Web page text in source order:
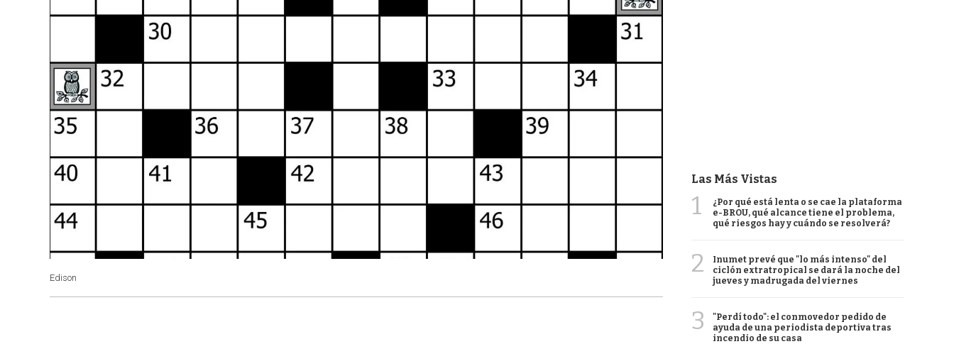
Edison
Las Más Vistas
1
¿Por qué está lenta o se cae la plataforma
e-BROU, qué alcance tiene el problema,
qué riesgos hay y cuándo se resolverá?
2
Inumet prevé que "lo más intenso" del
ciclón extratropical se dará la noche del
jueves y madrugada del viernes
3
"Perdí todo": el conmovedor pedido de
ayuda de una periodista deportiva tras
incendio de su casa